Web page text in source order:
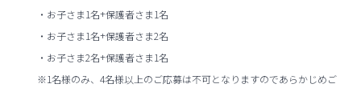
・お子さま1名+保護者さま1名
・お子さま1名+保護者さま2名
・お子さま2名+保護者さま1名
※1名様のみ、4名様以上のご応募は不可となりますのであらかじめご